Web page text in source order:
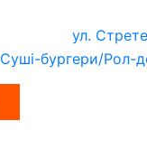
ул.
Суші-бургери/Рол-